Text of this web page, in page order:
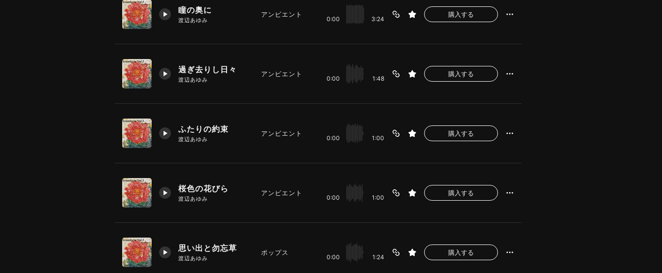
瞳の奥に
渡辺あゆみ
アンビエント
0:00 3:24
購入する
過ぎ去りし日々
渡辺あゆみ
アンビエント
0:00 1:48
購入する
ふたりの約束
渡辺あゆみ
アンビエント
0:00 1:00
購入する
桜色の花びら
渡辺あゆみ
アンビエント
0:00 1:00
購入する
思い出と勿忘草
渡辺あゆみ
ポップス
0:00 1:24
購入する